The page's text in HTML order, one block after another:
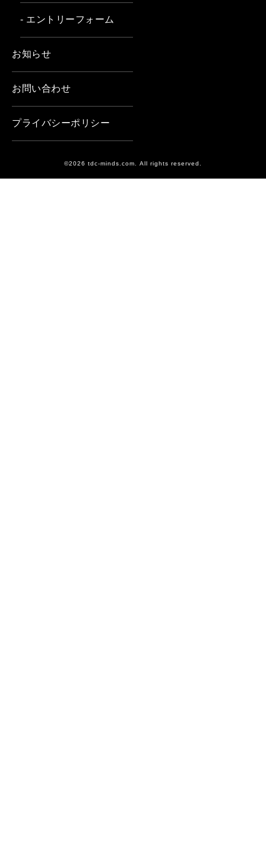
- エントリーフォーム
お知らせ
お問い合わせ
プライバシーポリシー
©2026 tdc-minds.com. All rights reserved.